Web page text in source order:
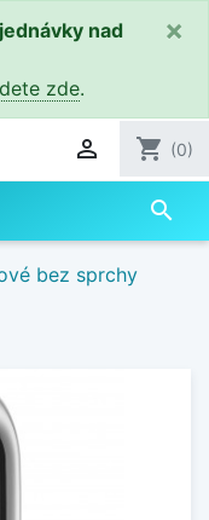
nad
zde.
×
 shopping_cart (0)
search
bez sprchy